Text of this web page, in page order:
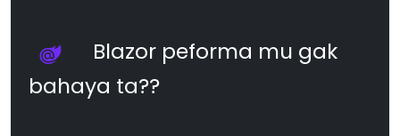
Blazor peforma mu gak
bahaya ta??